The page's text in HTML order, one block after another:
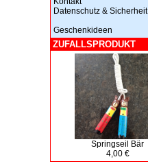
Datenschutz & Sicherheit
Geschenkideen
ZUFALLSPRODUKT
Springseil Bär
4,00 €